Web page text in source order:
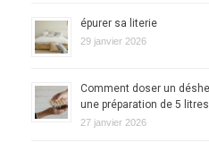
épurer sa literie
29 janvier 2026
Comment doser un
une préparation de 5
27 janvier 2026